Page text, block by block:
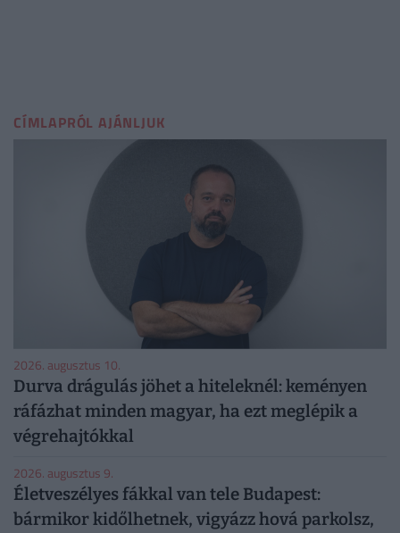
CÍMLAPRÓL AJÁNLJUK
2026. augusztus 10.
Durva drágulás jöhet a hiteleknél: keményen
ráfázhat minden magyar, ha ezt meglépik a
végrehajtókkal
2026. augusztus 9.
Életveszélyes fákkal van tele Budapest:
bármikor kidőlhetnek, vigyázz hová parkolsz,